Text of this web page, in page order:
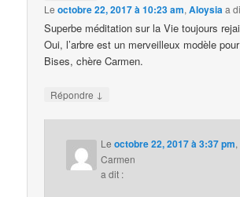
Leoctobre 22, 2017 à 10:23 am,Aloysiaa
Superbe méditation sur la Vie toujours
Oui, l’arbre est un merveilleux modèle
Bises, chère Carmen.
Répondre ↓
Leoctobre 22, 2017 à 3:37 pm,
Carmen
a dit :